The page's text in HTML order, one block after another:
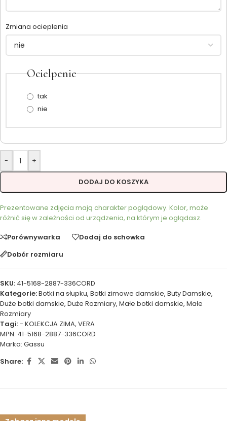
Zmiana ocieplenia
Ocielpenie
tak
nie
- +
DODAJ DO KOSZYKA
Prezentowane zdjęcia mają charakter poglądowy. Kolor, może
różnić się w zależności od urządzenia, na którym je oglądasz.
Porównywarka
Dodaj do schowka
Dobór rozmiaru
SKU: 41-5168-2887-336CORD
Kategorie:Botki na słupku, Botki zimowe damskie, Buty Damskie,
Duże botki damskie, Duże Rozmiary, Małe botki damskie, Małe
Rozmiary
Tagi:- KOLEKCJA ZIMA, VERA
MPN: 41-5168-2887-336CORD
Marka: Gassu
Share: